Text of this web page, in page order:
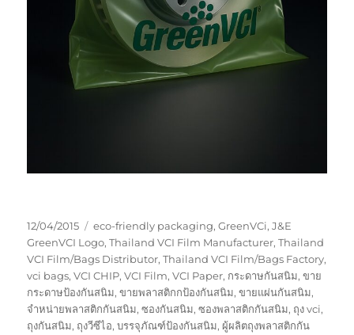
Posted
on
12/04/2015 Tags
eco-friendly packaging,GreenVCi,J&E
GreenVCI Logo,Thailand VCI Film Manufacturer,Thailand
VCI Film/Bags Distributor,Thailand VCI Film/Bags Factory,
vci bags,VCI CHIP,VCI Film,VCI Paper, กระดาษกันสนิม,ขาย
กระดาษป้องกันสนิม,ขายพลาสติกกป้องกันสนิม,ขายแผ่นกันสนิม,
จำหน่ายพลาสติกกันสนิม,ซองกันสนิม,ซองพลาสติกกันสนิม, ถุง vci,
ถุงกันสนิม, ถุงวีซีไอ,บรรจุภัณฑ์ป้องกันสนิม, ผู้ผลิตถุงพลาสติกกัน